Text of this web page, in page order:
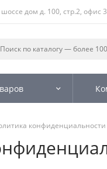
дом д. 100, стр.2, офис
конфиденциальности